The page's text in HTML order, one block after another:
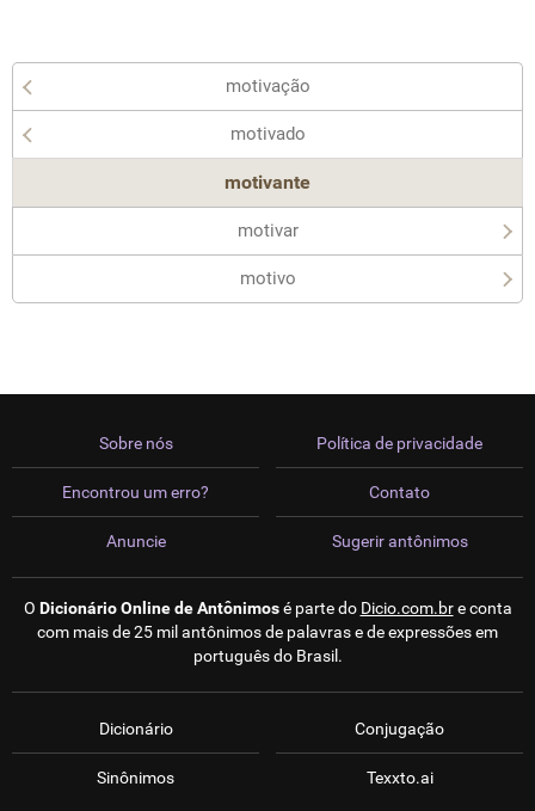
motivação
motivado
motivante
motivar
motivo
Sobre nós
Encontrou um erro?
Anuncie
Política de privacidade
Contato
Sugerir antônimos
O Dicionário Online de Antônimosé parte do Dicio.com.bre conta
com mais de 25 mil antônimos de palavras e de expressões em
português do Brasil.
Dicionário
Sinônimos
Conjugação
Texxto.ai